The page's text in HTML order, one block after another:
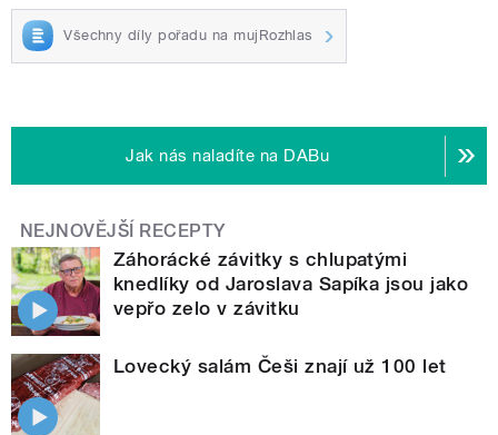
Všechny díly pořadu na mujRozhlas
Jak nás naladíte na DABu
NEJNOVĚJŠÍ RECEPTY
Záhorácké závitky s chlupatými
knedlíky od Jaroslava Sapíka jsou jako
vepřo zelo v závitku
Lovecký salám Češi znají už 100 let